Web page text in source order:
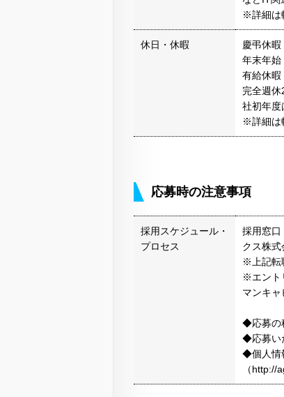
※詳細は
休日・休暇
慶弔休暇
年末年始
有給休暇
完全週
社初年度
※詳細は
応募時の注意事項
採用スケジュール・
プロセス
採用窓口
クス株式
※上記転
※エント
マンキャ
◆応募の
◆応募い
◆個人情
（http://